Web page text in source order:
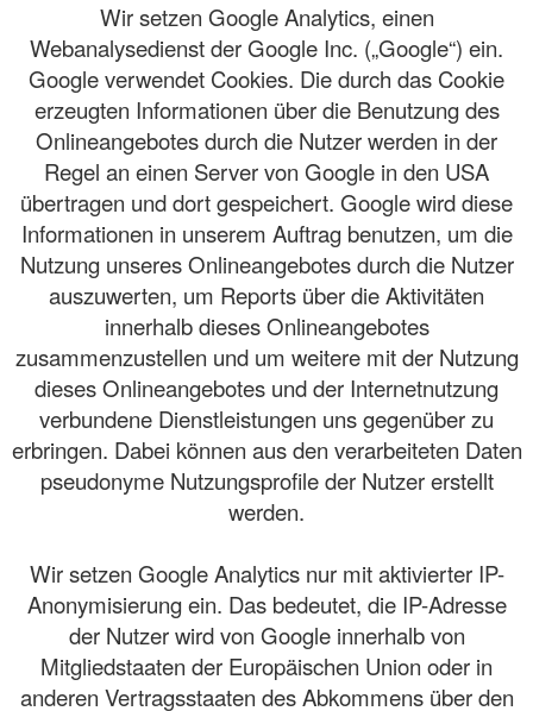
Wir setzen Google Analytics, einen
Webanalysedienst der Google Inc. („Google“) ein.
Google verwendet Cookies. Die durch das Cookie
erzeugten Informationen über die Benutzung des
Onlineangebotes durch die Nutzer werden in der
Regel an einen Server von Google in den USA
übertragen und dort gespeichert. Google wird diese
Informationen in unserem Auftrag benutzen, um die
Nutzung unseres Onlineangebotes durch die Nutzer
auszuwerten, um Reports über die Aktivitäten
innerhalb dieses Onlineangebotes
zusammenzustellen und um weitere mit der Nutzung
dieses Onlineangebotes und der Internetnutzung
verbundene Dienstleistungen uns gegenüber zu
erbringen. Dabei können aus den verarbeiteten Daten
pseudonyme Nutzungsprofile der Nutzer erstellt
werden.
Wir setzen Google Analytics nur mit aktivierter IP-
Anonymisierung ein. Das bedeutet, die IP-Adresse
der Nutzer wird von Google innerhalb von
Mitgliedstaaten der Europäischen Union oder in
anderen Vertragsstaaten des Abkommens über den